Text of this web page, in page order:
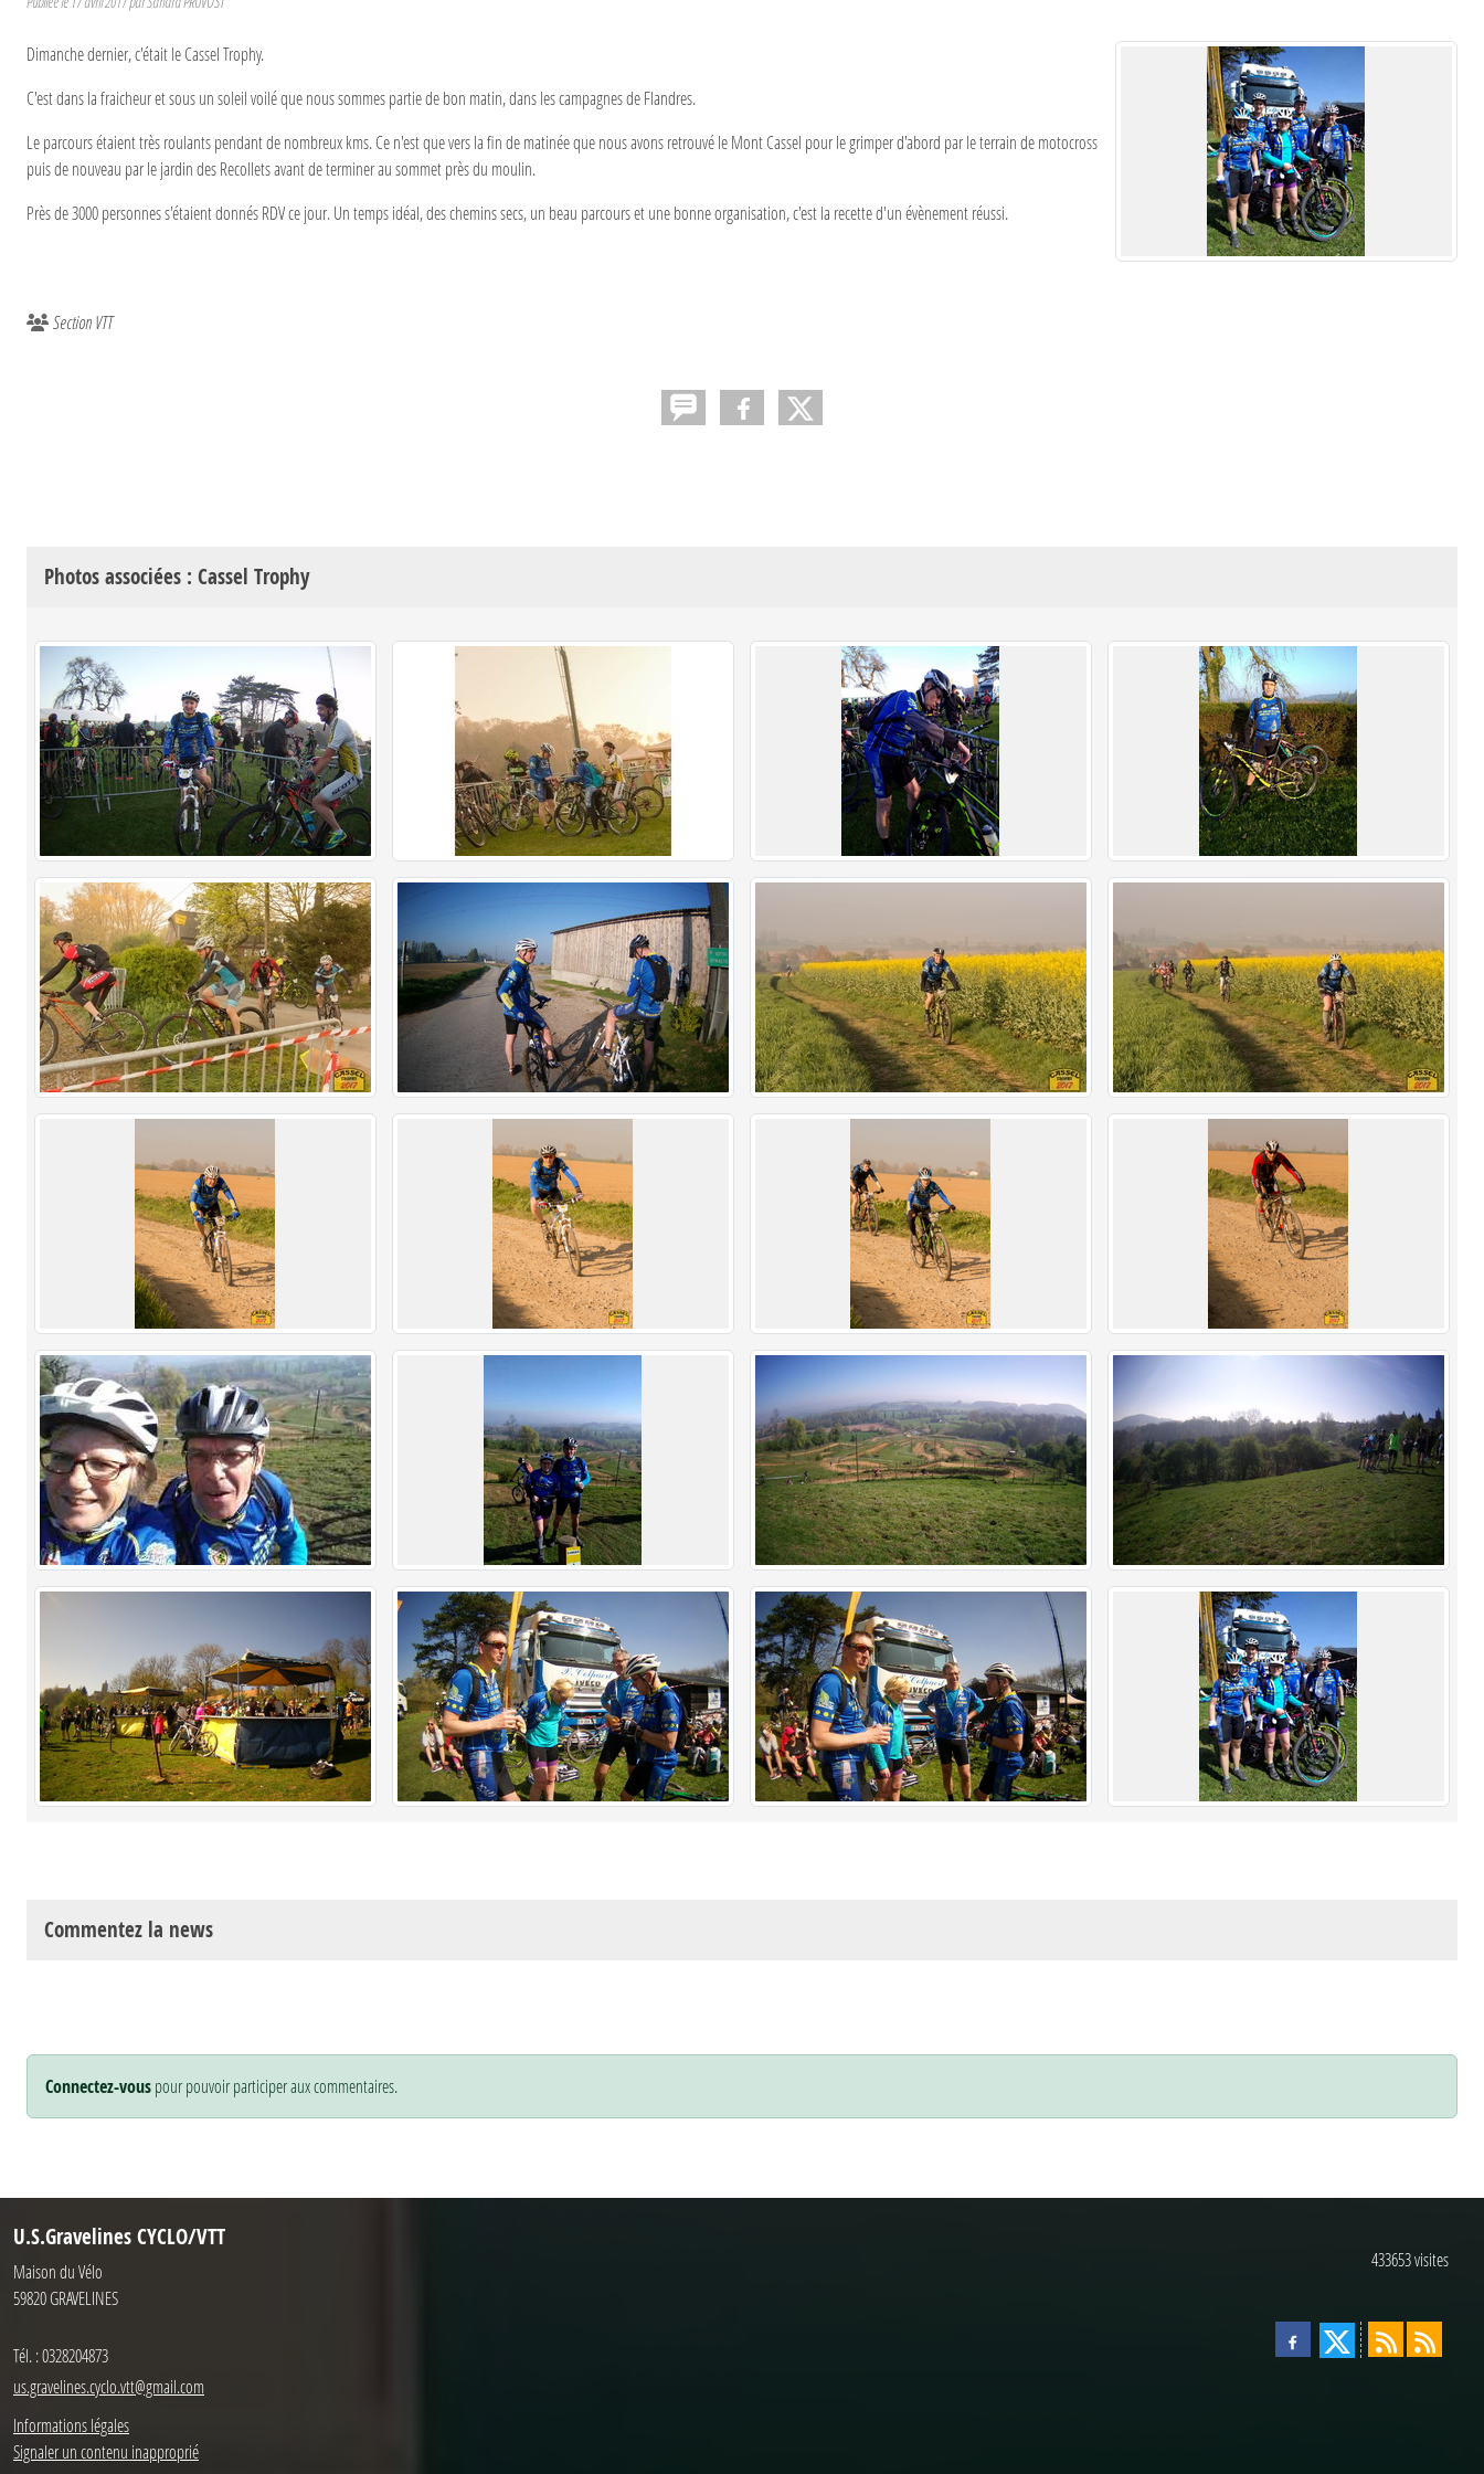
Dimanche dernier, c'était le Cassel Trophy.
C'est dans la fraicheur et sous un soleil voilé que nous sommes partie de bon matin, dans les campagnes de Flandres.
Le parcours étaient très roulants pendant de nombreux kms. Ce n'est que vers la fin de matinée que nous avons retrouvé le Mont Cassel pour le grimper d'abord par le terrain de motocross
puis de nouveau par le jardin des Recollets avant de terminer au sommet près du moulin.
Près de 3000 personnes s'étaient donnés RDV ce jour. Un temps idéal, des chemins secs, un beau parcours et une bonne organisation, c'est la recette d'un évènement réussi.
Section VTT
Photos associées : Cassel Trophy
Commentez la news
Connectez-vouspour pouvoir participer aux commentaires.
U.S.Gravelines CYCLO/VTT
Maison du Vélo
59820GRAVELINES
Tél. :0328204873
us.gravelines.cyclo.vtt@gmail.com
Informations légales
Signaler un contenu inapproprié
433653visites